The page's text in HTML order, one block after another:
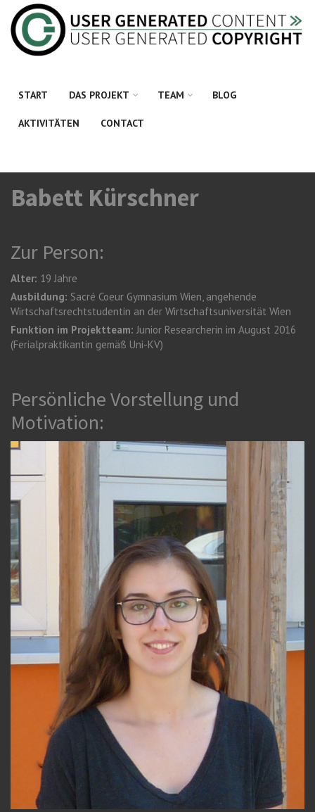
Direkt zum Inhalt
START DAS PROJEKT TEAM BLOG
AKTIVITÄTEN CONTACT
Babett Kürschner
Zur Person:
Alter: 19 Jahre
Ausbildung: Sacré Coeur Gymnasium Wien, angehende
Wirtschaftsrechtstudentin an der Wirtschaftsuniversität Wien
Funktion im Projektteam: Junior Researcherin im August 2016
(Ferialpraktikantin gemäß Uni-KV)
Persönliche Vorstellung und
Motivation: